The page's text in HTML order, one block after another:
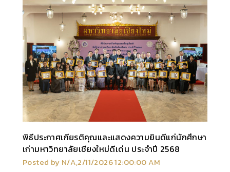
พิธีประกาศเกียรติคุณและแสดงความยินดีแก่นักศึกษา
เก่ามหาวิทยาลัยเชียงใหม่ดีเด่น ประจำปี 2568
Posted by N/A,2/11/2026 12:00:00 AM